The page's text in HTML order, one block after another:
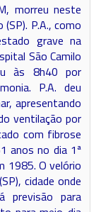
morreu neste
P.A., como
grave na
São Camilo
às 8h40 por
P.A. deu
apresentando
ventilação por
com fibrose
anos no dia 1ª
1985. O velório
cidade onde
previsão para